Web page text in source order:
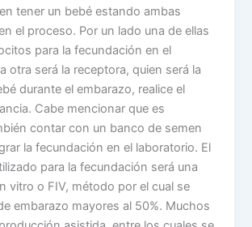
tener un bebé estando ambas
el proceso. Por un lado una de ellas
para la fecundación en el
otra será la receptora, quien será la
durante el embarazo, realice el
Cabe mencionar que es
contar con un banco de semen
la fecundación en el laboratorio. El
para la fecundación será una
vitro o FIV, método por el cual se
embarazo mayores al 50%. Muchos